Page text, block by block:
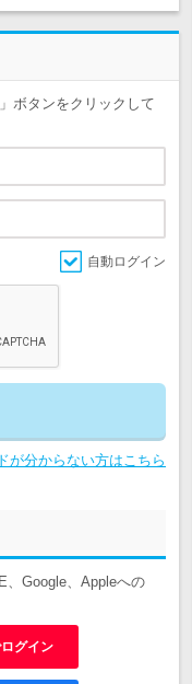
ボタンをクリックして
自動ログイン
が分からない方はこちら
、Google、Appleへの
グイン